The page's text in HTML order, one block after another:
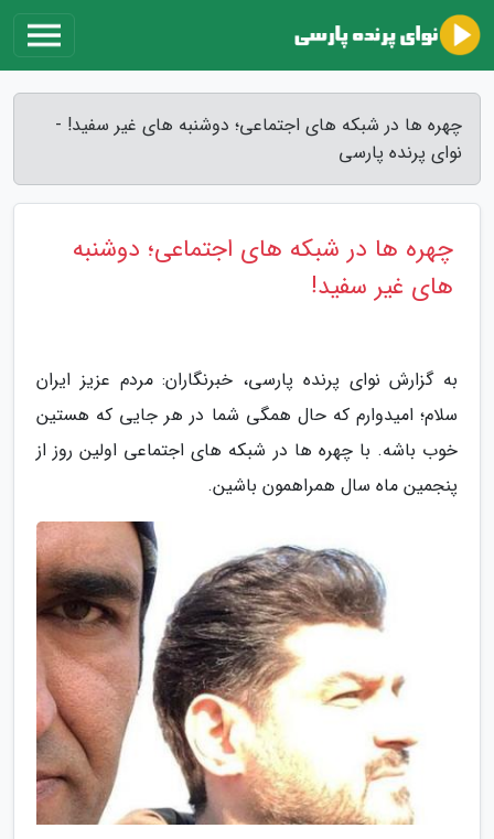
چهره ها در شبکه های اجتماعی؛ دوشنبه های غیر سفید! -
نوای پرنده پارسی
چهره ها در شبکه های اجتماعی؛ دوشنبه
های غیر سفید!
به گزارش نوای پرنده پارسی، خبرنگاران: مردم عزیز ایران
سلام؛ امیدوارم که حال همگی شما در هر جایی که هستین
خوب باشه. با چهره ها در شبکه های اجتماعی اولین روز از
پنجمین ماه سال همراهمون باشین.